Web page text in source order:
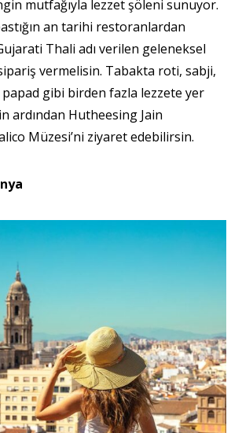
mutfağıyla lezzet şöleni sunuyor.
an tarihi restoranlardan
Thali adı verilen geleneksel
vermelisin. Tabakta roti, sabji,
gibi birden fazla lezzete yer
ardından Hutheesing Jain
Müzesi’ni ziyaret edebilirsin.